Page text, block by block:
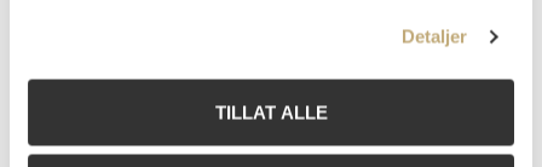
Detaljer
TILLAT ALLE
Bankplassen 1A
Telefon: 22 86 21 86